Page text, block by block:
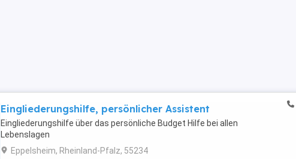
Eingliederungshilfe, persönlicher Assistent
Eingliederungshilfe über das persönliche Budget Hilfe bei allen
Lebenslagen
Eppelsheim, Rheinland-Pfalz, 55234